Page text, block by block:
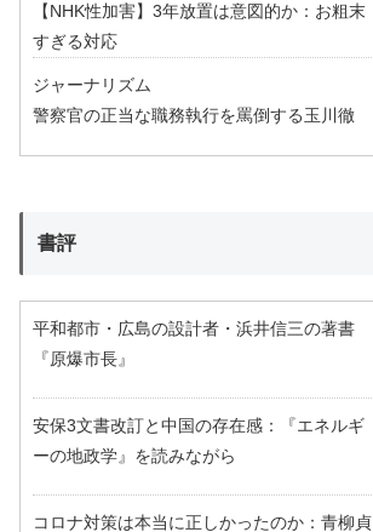
【NHK性加害】3年放置は意図的か：お粗末
すぎる対応
ジャーナリズム
警察官の正当な職務執行を罵倒する玉川徹
書評
平和都市・広島の設計者・浜井信三の著書
『原爆市長』
安保3文書改訂と中国の存在感：『エネルギ
ーの地政学』を読みながら
コロナ対策は本当に正しかったのか：青柳貞